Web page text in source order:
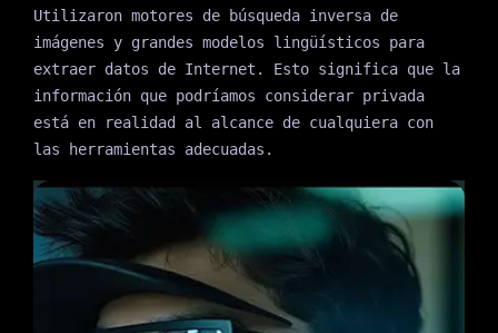
Utilizaron motores de búsqueda inversa de
imágenes y grandes modelos lingüísticos para
extraer datos de Internet. Esto significa que la
información que podríamos considerar privada
está en realidad al alcance de cualquiera con
las herramientas adecuadas.